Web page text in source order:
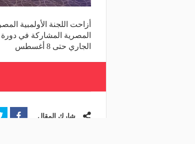
أزاحت اللجنة الأولمبية
الجاري حتى 8 أغسطس
شارك المقال